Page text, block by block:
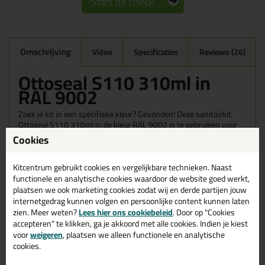
Omschrijving Video Specificaties Reviews (26)
Ottoseal S110 310ml in
RAL 9002
Zoek je kit in een specifieke kleur? Gevonden! Deze sanitairkit
Ottoseal S110 310ml in de kleur RAL 9002 is te gebruiken voor
verschillende toepassingen. Een duurzame en veelzijdige kit
welke makkelijk te verwerken is. Perfect als je een bijpassende
Ottoseal S110 310ml in kleur RAL 9002 vandaag nog! Op
voorraad en op werkdagen besteld = morgen in huis.
Wil je meer weten over de toepassing en kenmerken van dit
product?Lees alles over dit product >
Tips & tricks voor Ottoseal S110
310ml
Cookies
Kitcentrum gebruikt cookies en vergelijkbare technieken. Naast
functionele en analytische cookies waardoor de website goed werkt,
plaatsen we ook marketing cookies zodat wij en derde partijen jouw
internetgedrag kunnen volgen en persoonlijke content kunnen laten
zien. Meer weten?Lees hier ons cookiebeleid. Door op "Cookies
accepteren" te klikken, ga je akkoord met alle cookies. Indien je kiest
voorweigeren, plaatsen we alleen functionele en analytische
cookies.